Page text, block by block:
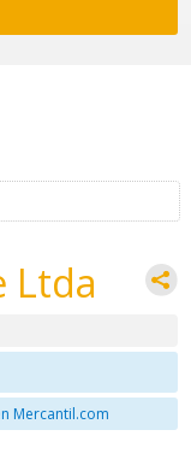
Ltda
Mercantil.com